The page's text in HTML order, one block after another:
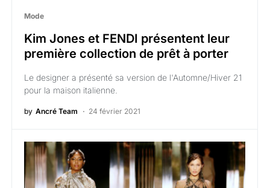
Mode
Kim Jones et FENDI présentent leur
première collection de prêt à porter
Le designer a présenté sa version de l'Automne/Hiver 21
pour la maison italienne.
by Ancré Team 24 février 2021